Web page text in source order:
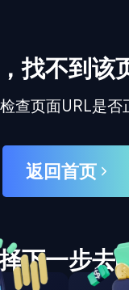
找不到该
查页面URL是否
返回首页
下一步去